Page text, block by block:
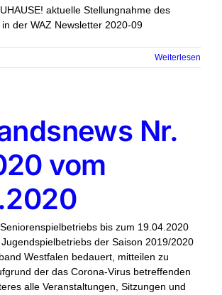
aktuelle Stellungnahme des
der WAZ Newsletter 2020-09
Weiterlesen
Nr.
vom
bis zum 19.04.2020
der Saison 2019/2020
Westfalen bedauert, mitteilen zu
der das Corona-Virus betreffenden
alle Veranstaltungen, Sitzungen und